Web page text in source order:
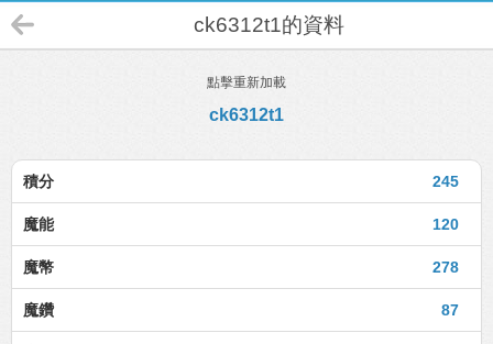
ck6312t1的資料
點擊重新加載
ck6312t1
245
積分
120
魔能
278
魔幣
87
魔鑽